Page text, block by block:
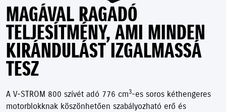
MAGÁVAL RAGADÓ
TELJESÍTMÉNY, AMI MINDEN
KIRÁNDULÁST IZGALMASSÁ
TESZ
A V-STROM 800 szívét adó 776 cm3-es soros kéthengeres
motorblokknak köszönhetően szabályozható erő és